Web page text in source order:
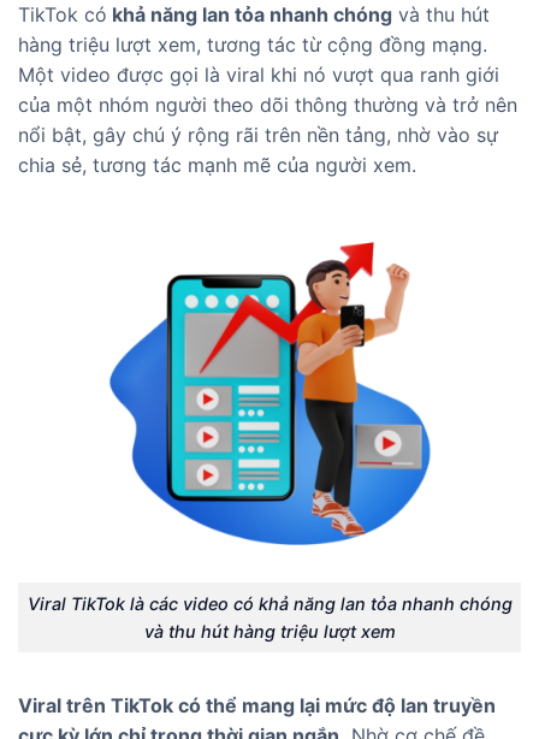
TikTok có khả năng lan tỏa nhanh chóng và thu hút
hàng triệu lượt xem, tương tác từ cộng đồng mạng.
Một video được gọi là viral khi nó vượt qua ranh giới
của một nhóm người theo dõi thông thường và trở nên
nổi bật, gây chú ý rộng rãi trên nền tảng, nhờ vào sự
chia sẻ, tương tác mạnh mẽ của người xem.
Viral TikTok là các video có khả năng lan tỏa nhanh chóng
và thu hút hàng triệu lượt xem
Viral trên TikTok có thể mang lại mức độ lan truyền